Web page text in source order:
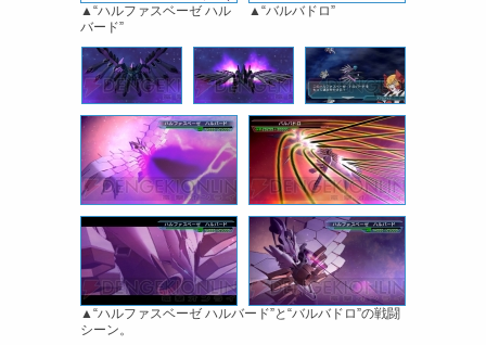
▲“ハルファスベーゼ ハル
バード”
▲“バルバドロ”
▲“ハルファスベーゼ ハルバード”と“バルバドロ”の戦闘
シーン。